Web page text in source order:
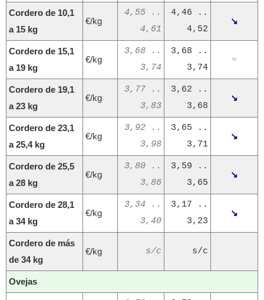
Cordero de 10,1
a 15 kg
€/kg
4,55 ..
4,61
4,46 ..
4,52
↘
Cordero de 15,1
a 19 kg
€/kg
3,68 ..
3,74
3,68 ..
3,74
=
Cordero de 19,1
a 23 kg
€/kg
3,77 ..
3,83
3,62 ..
3,68
↘
Cordero de 23,1
a 25,4 kg
€/kg
3,92 ..
3,98
3,65 ..
3,71
↘
Cordero de 25,5
a 28 kg
€/kg
3,80 ..
3,86
3,59 ..
3,65
↘
Cordero de 28,1
a 34 kg
€/kg
3,34 ..
3,40
3,17 ..
3,23
↘
Cordero de más
de 34 kg
€/kg s/c s/c
Ovejas